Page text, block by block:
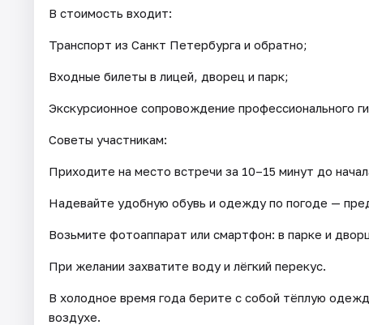
В стоимость входит:
Транспорт из Санкт Петербурга и обратно;
Входные билеты в лицей, дворец и парк;
Экскурсионное сопровождение профессионального
Советы участникам:
Приходите на место встречи за 10–15 минут до
Надевайте удобную обувь и одежду по погоде —
Возьмите фотоаппарат или смартфон: в парке и
При желании захватите воду и лёгкий перекус.
В холодное время года берите с собой тёплую
воздухе.